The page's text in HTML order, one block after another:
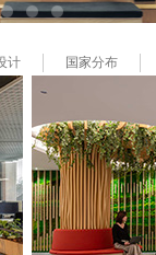
计 国家分布